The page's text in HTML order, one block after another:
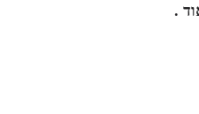
.